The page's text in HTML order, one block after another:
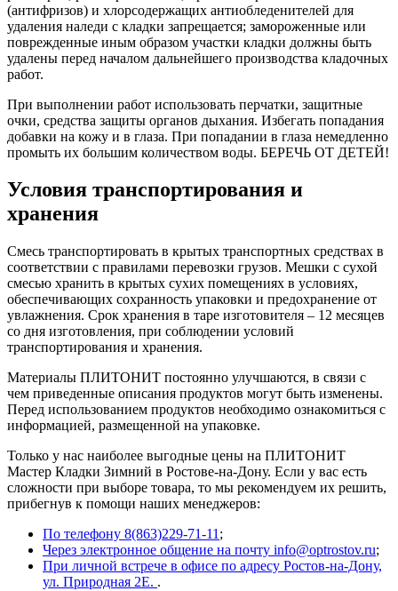
(антифризов) и хлорсодержащих антиобледенителей для
удаления наледи с кладки запрещается; замороженные или
поврежденные иным образом участки кладки должны быть
удалены перед началом дальнейшего производства кладочных
работ.
При выполнении работ использовать перчатки, защитные
очки, средства защиты органов дыхания. Избегать попадания
добавки на кожу и в глаза. При попадании в глаза немедленно
промыть их большим количеством воды. БЕРЕЧЬ ОТ ДЕТЕЙ!
Условия транспортирования и
хранения
Смесь транспортировать в крытых транспортных средствах в
соответствии с правилами перевозки грузов. Мешки с сухой
смесью хранить в крытых сухих помещениях в условиях,
обеспечивающих сохранность упаковки и предохранение от
увлажнения. Срок хранения в таре изготовителя – 12 месяцев
со дня изготовления, при соблюдении условий
транспортирования и хранения.
Материалы ПЛИТОНИТ постоянно улучшаются, в связи с
чем приведенные описания продуктов могут быть изменены.
Перед использованием продуктов необходимо ознакомиться с
информацией, размещенной на упаковке.
Только у нас наиболее выгодные цены на ПЛИТОНИТ
Мастер Кладки Зимний в Ростове-на-Дону. Если у вас есть
сложности при выборе товара, то мы рекомендуем их решить,
прибегнув к помощи наших менеджеров:
По телефону 8(863)229-71-11 ;
Через электронное общение на почту info@optrostov.ru;
При личной встрече в офисе по адресу Ростов-на-Дону,
ул. Природная 2Е. .